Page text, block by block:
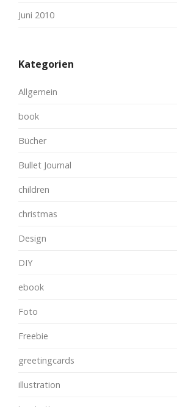
Juni 2010
Kategorien
Allgemein
book
Bücher
Bullet Journal
children
christmas
Design
DIY
ebook
Foto
Freebie
greetingcards
illustration